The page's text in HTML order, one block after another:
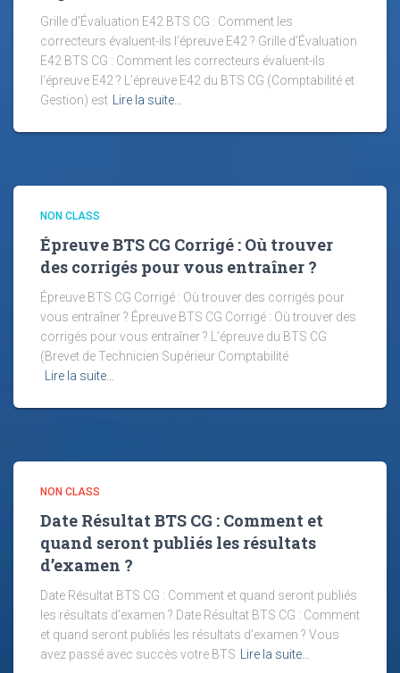
Grille d’Évaluation E42 BTS CG : Comment les
correcteurs évaluent-ils l’épreuve E42 ? Grille d’Évaluation
E42 BTS CG : Comment les correcteurs évaluent-ils
l’épreuve E42 ? L’épreuve E42 du BTS CG (Comptabilité et
Gestion) est
Lire la suite…
NON CLASS
Épreuve BTS CG Corrigé : Où trouver
des corrigés pour vous entraîner ?
Épreuve BTS CG Corrigé : Où trouver des corrigés pour
vous entraîner ? Épreuve BTS CG Corrigé : Où trouver des
corrigés pour vous entraîner ? L’épreuve du BTS CG
(Brevet de Technicien Supérieur Comptabilité
Lire la suite…
NON CLASS
Date Résultat BTS CG : Comment et
quand seront publiés les résultats
d’examen ?
Date Résultat BTS CG : Comment et quand seront publiés
les résultats d’examen ? Date Résultat BTS CG : Comment
et quand seront publiés les résultats d’examen ? Vous
avez passé avec succès votre BTS
Lire la suite…